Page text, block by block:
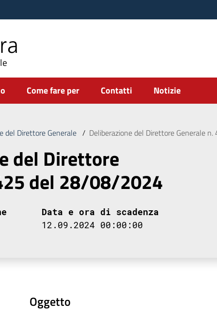
Come fare per Contatti Notizie
del Direttore Generale / Deliberazione del Direttore Generale
del Direttore
del 28/08/2024
Data e ora di scadenza
12.09.2024 00:00:00
Oggetto